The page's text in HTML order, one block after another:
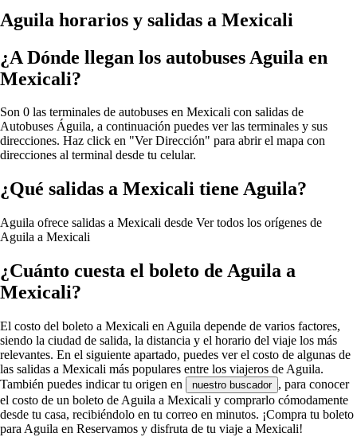
Aguila horarios y salidas a Mexicali
¿A Dónde llegan los autobuses Aguila en
Mexicali?
Son 0 las terminales de autobuses en Mexicali con salidas de
Autobuses Águila, a continuación puedes ver las terminales y sus
direcciones. Haz click en "Ver Dirección" para abrir el mapa con
direcciones al terminal desde tu celular.
¿Qué salidas a Mexicali tiene Aguila?
Aguila ofrece salidas a Mexicali desde Ver todos los orígenes de
Aguila a Mexicali
¿Cuánto cuesta el boleto de Aguila a
Mexicali?
El costo del boleto a Mexicali en Aguila depende de varios factores,
siendo la ciudad de salida, la distancia y el horario del viaje los más
relevantes. En el siguiente apartado, puedes ver el costo de algunas de
las salidas a Mexicali más populares entre los viajeros de Aguila.
También puedes indicar tu origen en
nuestro buscador , para conocer
el costo de un boleto de Aguila a Mexicali y comprarlo cómodamente
desde tu casa, recibiéndolo en tu correo en minutos. ¡Compra tu boleto
para Aguila en Reservamos y disfruta de tu viaje a Mexicali!